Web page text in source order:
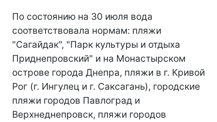
По состоянию на 30 июля вода
соответствовала нормам: пляжи
"Сагайдак", "Парк культуры и отдыха
Приднепровский" и на Монастырском
острове города Днепра, пляжи в г. Кривой
Рог (г. Ингулец и г. Саксагань), городские
пляжи городов Павлоград и
Верхнеднепровск, пляжи городов